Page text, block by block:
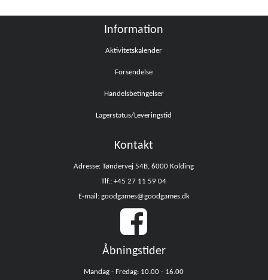
Information
Aktivitetskalender
Forsendelse
Handelsbetingelser
Lagerstatus/Leveringstid
Kontakt
Adresse: Tøndervej 54B, 6000 Kolding
Tlf.: +45 27 11 59 04
E-mail: goodgames@goodgames.dk
Åbningstider
Mandag - Fredag: 10.00 - 16.00